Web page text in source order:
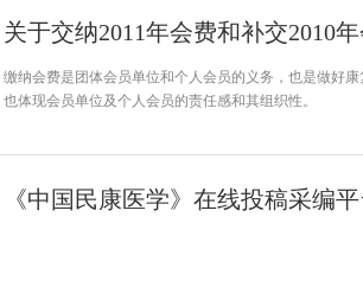
关于交纳2011年会费和补交2010
缴纳会费是团体会员单位和个人会员的义务，也是做好
也体现会员单位及个人会员的责任感和其组织性。
《中国民康医学》在线投稿采编